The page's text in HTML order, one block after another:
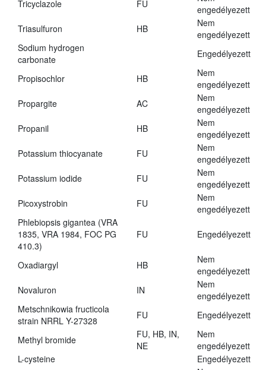
Tricyclazole
FU
engedélyezett
Triasulfuron
HB
Nem
engedélyezett
Sodium hydrogen
carbonate
Engedélyezett
Propisochlor HB
Nem
engedélyezett
Propargite
AC
Nem
engedélyezett
Propanil
HB
Nem
engedélyezett
Potassium thiocyanate
FU
Nem
engedélyezett
Potassium iodide
FU
Nem
engedélyezett
Picoxystrobin
FU
Nem
engedélyezett
Phlebiopsis gigantea (VRA
1835, VRA 1984, FOC PG
410.3)
FU Engedélyezett
Oxadiargyl HB
Nem
engedélyezett
Novaluron
IN
Nem
engedélyezett
Metschnikowia fructicola
strain NRRL Y-27328
FU Engedélyezett
Methyl bromide
FU, HB, IN,
NE
Nem
engedélyezett
L-cysteine
Engedélyezett